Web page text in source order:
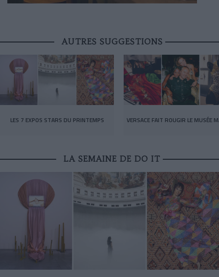
AUTRES SUGGESTIONS
LES 7 EXPOS STARS DU PRINTEMPS VERSACE FAIT ROUGIR LE MUSÉE
LA SEMAINE DE DO IT